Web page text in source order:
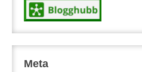
Meta